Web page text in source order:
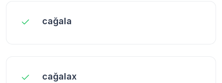
cağala
cağalax